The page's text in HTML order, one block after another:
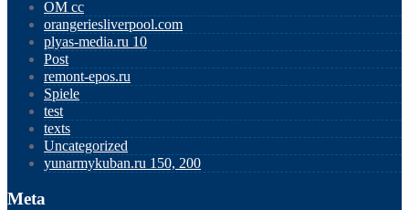
OM cc
orangeriesliverpool.com
plyas-media.ru 10
Post
remont-epos.ru
Spiele
test
texts
Uncategorized
yunarmykuban.ru 150, 200
Meta